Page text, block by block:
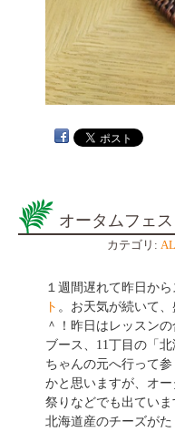
オータムフェ
カテゴリ:
１週間遅れて昨日か
ト 。お天気が続いて
＾！昨日はレッスン
ブース、11丁目の「
ちゃんの元へ行って
かと思いますが、オ
祭りなどでも出ていま
北海道産のチーズが